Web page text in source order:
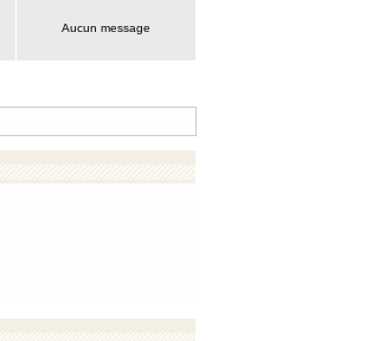
Aucun message